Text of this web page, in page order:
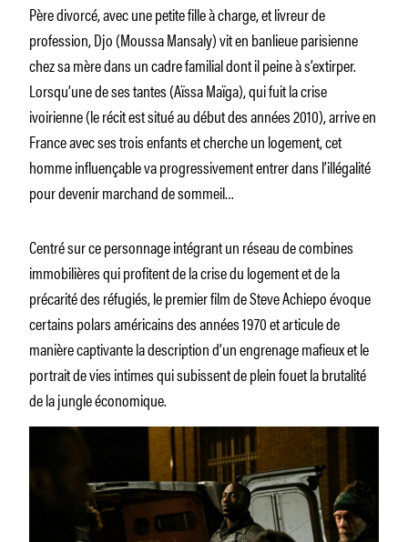
Père divorcé, avec une petite fille à charge, et livreur de
profession, Djo (Moussa Mansaly) vit en banlieue parisienne
chez sa mère dans un cadre familial dont il peine à s’extirper.
Lorsqu’une de ses tantes (Aïssa Maïga), qui fuit la crise
ivoirienne (le récit est situé au début des années 2010), arrive en
France avec ses trois enfants et cherche un logement, cet
homme influençable va progressivement entrer dans l’illégalité
pour devenir marchand de sommeil…
Centré sur ce personnage intégrant un réseau de combines
immobilières qui profitent de la crise du logement et de la
précarité des réfugiés, le premier film de Steve Achiepo évoque
certains polars américains des années 1970 et articule de
manière captivante la description d’un engrenage mafieux et le
portrait de vies intimes qui subissent de plein fouet la brutalité
de la jungle économique.